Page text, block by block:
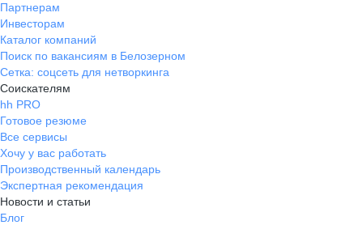
Партнерам
Инвесторам
Каталог компаний
Поиск по вакансиям в Белозерном
Сетка: соцсеть для нетворкинга
Соискателям
hh PRO
Готовое резюме
Все сервисы
Хочу у вас работать
Производственный календарь
Экспертная рекомендация
Новости и статьи
Блог